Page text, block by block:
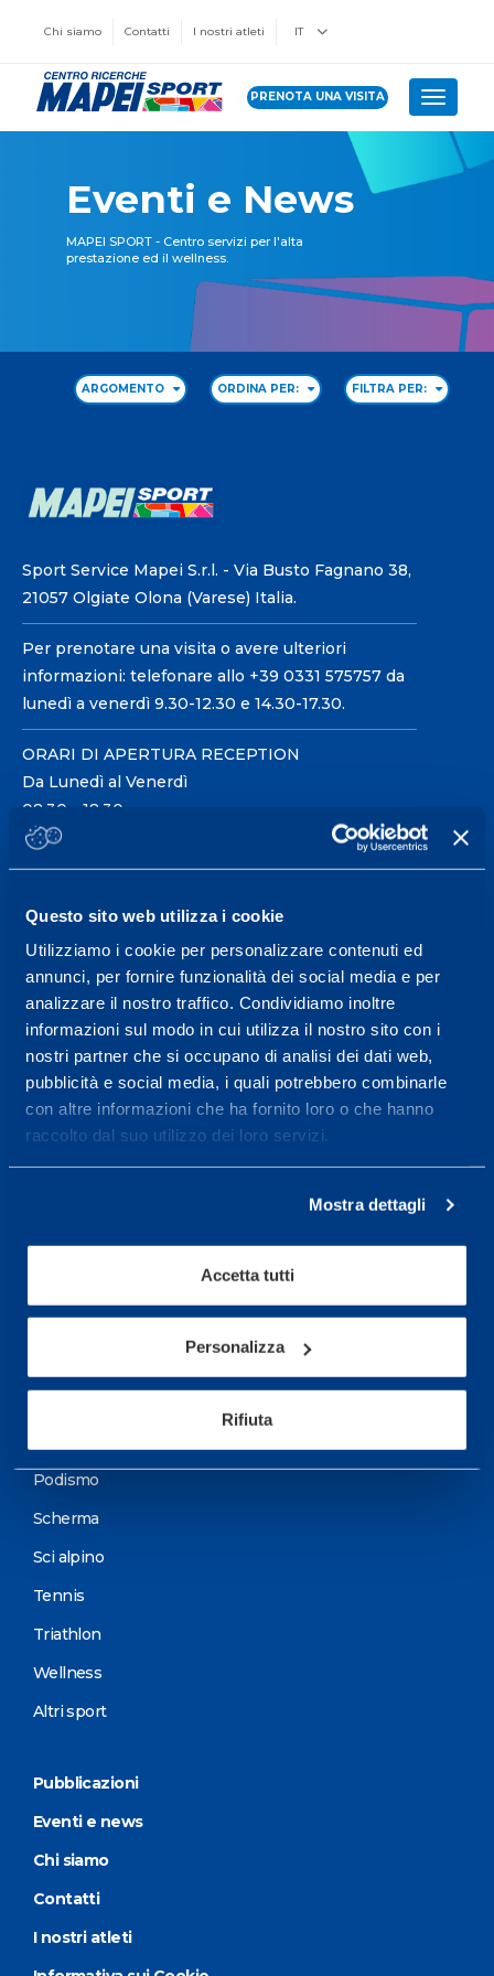
Questo sito web utilizza i cookie
Utilizziamo i cookie per personalizzare contenuti ed
annunci, per fornire funzionalità dei social media e per
analizzare il nostro traffico. Condividiamo inoltre
informazioni sul modo in cui utilizza il nostro sito con i
nostri partner che si occupano di analisi dei dati web,
pubblicità e social media, i quali potrebbero combinarle
con altre informazioni che ha fornito loro o che hanno
raccolto dal suo utilizzo dei loro servizi.
Mostra dettagli
Accetta tutti
Personalizza
Rifiuta
Chi siamo Contatti I nostri atleti IT
PRENOTA UNA VISITA Toggle
Eventi e News
MAPEI SPORT - Centro servizi per l'alta
prestazione ed il wellness.
ARGOMENTO ORDINA PER: FILTRA PER:
Sport Service Mapei S.r.l. - Via Busto Fagnano 38,
21057 Olgiate Olona (Varese) Italia.
Per prenotare una visita o avere ulteriori
informazioni: telefonare allo +39 0331 575757 da
lunedì a venerdì 9.30-12.30 e 14.30-17.30.
ORARI DI APERTURA RECEPTION
Da Lunedì al Venerdì
08.30 - 18.30
Centro servizi per l'alta
prestazione ed il
wellness.
Maggiori informazioni
Servizi
Servizi Medici
Test di valutazione
Podismo
Scherma
Sci alpino
Tennis
Triathlon
Wellness
Altri sport
Pubblicazioni
Eventi e news
Chi siamo
Contatti
I nostri atleti